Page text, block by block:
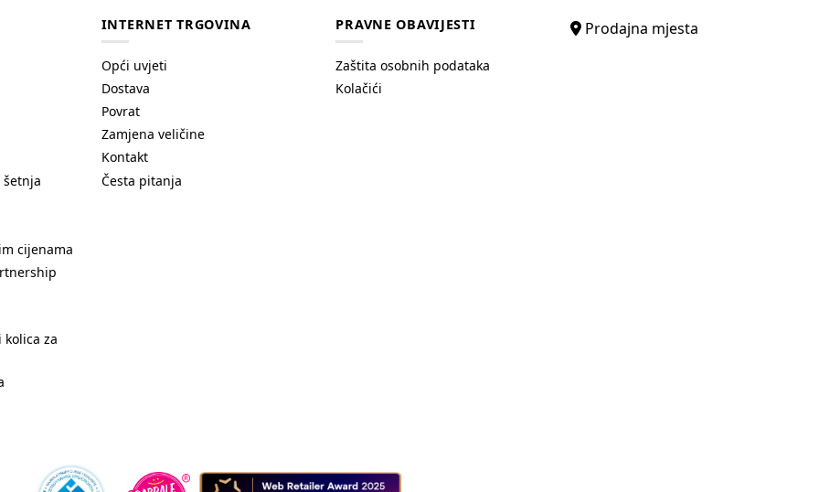
cijenama
za
INTERNET TRGOVINA
Opći uvjeti
Dostava
Povrat
Zamjena veličine
Kontakt
Česta pitanja
PRAVNE OBAVIJESTI
Zaštita osobnih podataka
Kolačići
Prodajna mjesta